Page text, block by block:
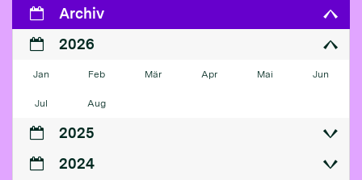
Archiv
2026
Jan Feb Mär Apr Mai Jun
Jul Aug
2025
2024